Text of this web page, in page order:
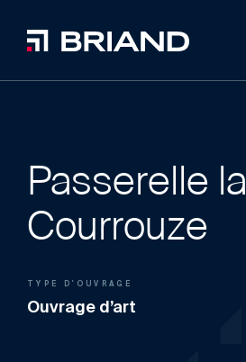
Passerelle la
Courrouze
TYPE D'OUVRAGE
Ouvrage d’art